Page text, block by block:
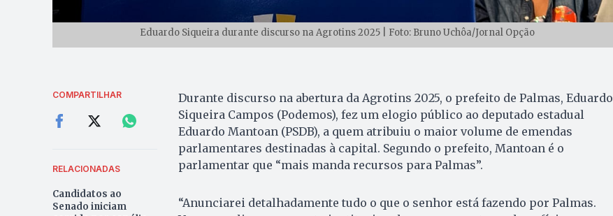
Eduardo Siqueira durante discurso na Agrotins 2025 | Foto: Bruno Uchôa/Jornal Opção
COMPARTILHAR
RELACIONADAS
Candidatos ao
Senado iniciam
Durante discurso na abertura da Agrotins 2025, o prefeito de Palmas, Eduardo
Siqueira Campos (Podemos), fez um elogio público ao deputado estadual
Eduardo Mantoan (PSDB), a quem atribuiu o maior volume de emendas
parlamentares destinadas à capital. Segundo o prefeito, Mantoan é o
parlamentar que “mais manda recursos para Palmas”.
“Anunciarei detalhadamente tudo o que o senhor está fazendo por Palmas.